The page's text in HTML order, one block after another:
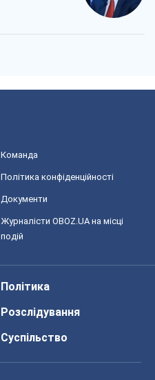
Команда
Політика конфіденційності
Документи
Журналісти OBOZ.UA на місці
подій
Політика
Розслідування
Суспільство